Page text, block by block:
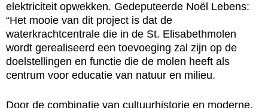
elektriciteit opwekken. Gedeputeerde Noël Lebens:
“Het mooie van dit project is dat de
waterkrachtcentrale die in de St. Elisabethmolen
wordt gerealiseerd een toevoeging zal zijn op de
doelstellingen en functie die de molen heeft als
centrum voor educatie van natuur en milieu.
Door de combinatie van cultuurhistorie en moderne,